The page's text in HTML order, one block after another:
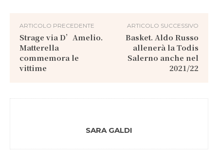
ARTICOLO PRECEDENTE
Strage via D’Amelio.
Matterella
commemora le
vittime
ARTICOLO SUCCESSIVO
Basket. Aldo Russo
allenerà la Todis
Salerno anche nel
2021/22
SARA GALDI